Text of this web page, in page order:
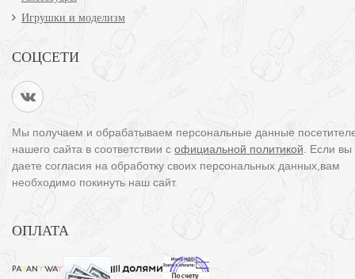
Игрушки и моделизм
СОЦСЕТИ
Мы получаем и обрабатываем персональные данные
нашего сайта в соответствии с официальной политикой . Если
даете согласия на обработку своих персональных данных,вам
необходимо покинуть наш сайт.
ОПЛАТА